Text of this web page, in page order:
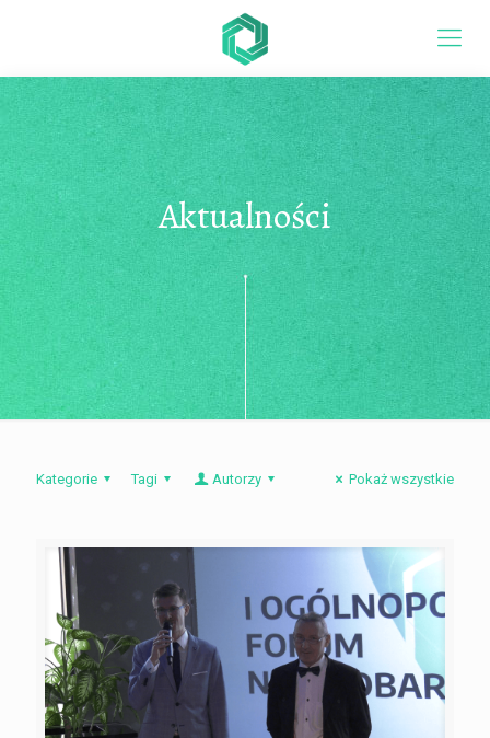
Aktualności
Kategorie Tagi Autorzy Pokaż wszystkie